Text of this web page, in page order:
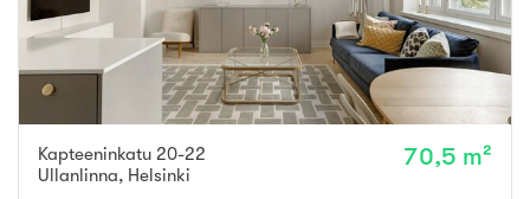
Kapteeninkatu 20-22
Ullanlinna, Helsinki
70,5 m²